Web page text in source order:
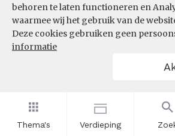
Thema's Verdieping
behoren te laten functioneren en
waarmee wij het gebruik van de
Deze cookies gebruiken geen
informatie
TOP 10 REGIO'S MET
AANDEEL TEKORT AAN
ARBEIDSKRACHTEN